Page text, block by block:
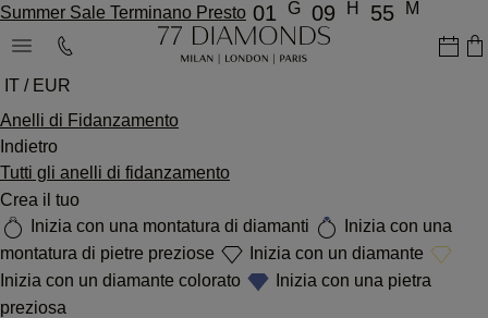
Summer Sale Terminano Presto 01 G 09 H 55 M
IT / EUR
Anelli di Fidanzamento
Indietro
Tutti gli anelli di fidanzamento
Crea il tuo
Inizia con una montatura di diamanti
Inizia con una
montatura di pietre preziose
Inizia con un diamante
Inizia con un diamante colorato
Inizia con una pietra
preziosa